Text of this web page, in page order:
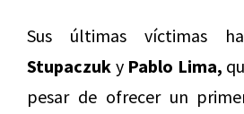
Sus últimas víctimas
Stupaczuk y Pablo Lima,
pesar de ofrecer un